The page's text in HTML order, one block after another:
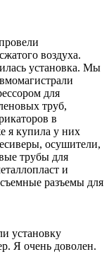
воздуха.
установка. Мы
для
труб,
в
я купила у них
осушители,
трубы для
и
разъемы для
установку
Я очень доволен.